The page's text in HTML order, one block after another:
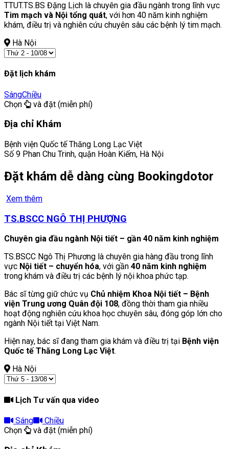
TTUT.TS.BS Đặng Lịch là chuyên gia đầu ngành trong lĩnh vực
Tim mạch và Nội tổng quát, với hơn 40 năm kinh nghiệm
khám, điều trị và nghiên cứu chuyên sâu các bệnh lý tim mạch.
Hà Nội
Đặt lịch khám
SángChiều
Chọn
và đặt (miễn phí)
Địa chỉ Khám
Bệnh viện Quốc tế Thăng Long Lạc Việt
Số 9 Phan Chu Trinh, quận Hoàn Kiếm, Hà Nội
Đặt khám dễ dàng cùng Bookingdotor
Xem thêm
TS.BSCC NGÔ THỊ PHƯỢNG
Chuyên gia đầu ngành Nội tiết – gần 40 năm kinh nghiệm
TS.BSCC Ngô Thị Phương là chuyên gia hàng đầu trong lĩnh
vực Nội tiết – chuyển hóa, với gần 40 năm kinh nghiệm
trong khám và điều trị các bệnh lý nội khoa phức tạp.
Bác sĩ từng giữ chức vụ Chủ nhiệm Khoa Nội tiết – Bệnh
viện Trung ương Quân đội 108, đồng thời tham gia nhiều
hoạt động nghiên cứu khoa học chuyên sâu, đóng góp lớn cho
ngành Nội tiết tại Việt Nam.
Hiện nay, bác sĩ đang tham gia khám và điều trị tại Bệnh viện
Quốc tế Thăng Long Lạc Việt.
Hà Nội
Lịch Tư vấn qua video
Sáng
Chiều
Chọn
và đặt (miễn phí)